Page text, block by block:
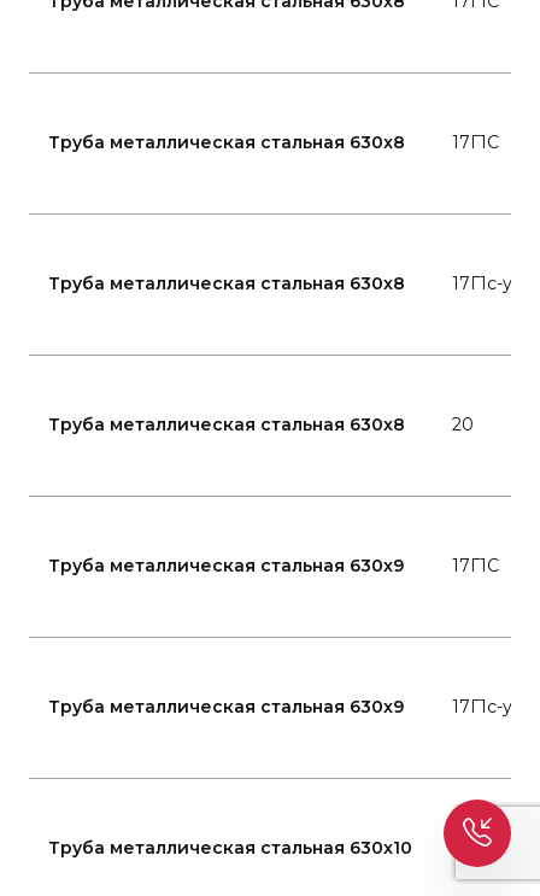
Труба металлическая стальная 630x8 17Г1С
Труба металлическая стальная 630x8 17Г1с-у
Труба металлическая стальная 630x8 20
Труба металлическая стальная 630x9 17Г1С
Труба металлическая стальная 630x9 17Г1с-у
Труба металлическая стальная 630x10 09Г2С